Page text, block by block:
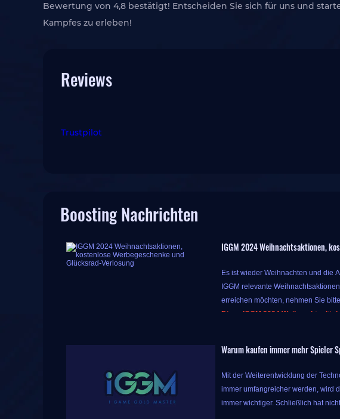
Bewertung von 4,8 bestätigt! Entscheiden Sie sich für uns und
Kampfes zu erleben!
Reviews
Trustpilot
Boosting Nachrichten
IGGM 2024 Weihnachtsaktionen,
Es ist wieder Weihnachten und die
IGGM relevante
erreichen möchten, nehmen Sie
Diese IGGM 2024
bedeutet, dass Sie mit nur dem
Warum kaufen immer mehr Spieler
Mit der Weiterentwicklung der
immer umfangreicher werden, wird
immer wichtiger. Schließlich hat